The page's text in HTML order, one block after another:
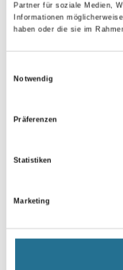
Partner für soziale Medien,
Informationen
haben oder die sie im
Notwendig
Präferenzen
Statistiken
Marketing
ZUSATZINFOS